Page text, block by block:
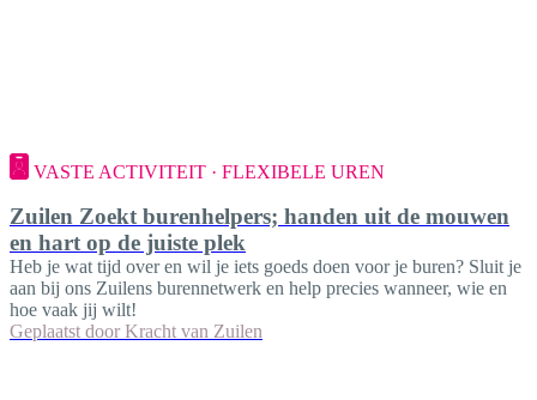
VASTE ACTIVITEIT · FLEXIBELE UREN
Zuilen Zoekt burenhelpers; handen uit de mouwen
en hart op de juiste plek
Heb je wat tijd over en wil je iets goeds doen voor je buren? Sluit je
aan bij ons Zuilens burennetwerk en help precies wanneer, wie en
hoe vaak jij wilt!
Geplaatst door Kracht van Zuilen